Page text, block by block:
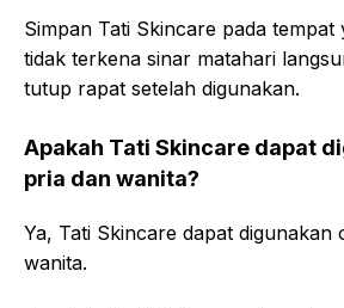
Simpan Tati Skincare pada tempat
tidak terkena sinar matahari
tutup rapat setelah digunakan.
Apakah Tati Skincare dapat
pria dan wanita?
Ya, Tati Skincare dapat digunakan
wanita.